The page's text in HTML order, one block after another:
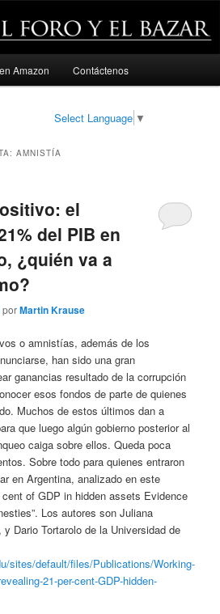
Amazon Contáctenos
Select Language ▼
AMNISTÍA
el
del PIB en
¿quién va a
porMartin Krause
o amnistías, además de los
han sido una gran
ganancias resultado de la corrupción
esos fondos de parte de quienes
Muchos de estos últimos dan a
que luego algún gobierno posterior al
caiga sobre ellos. Queda poca
Sobre todo para quienes entraron
en Argentina, analizado en este
cent of GDP in hidden assets Evidence
Los autores son Juliana
y Dario Tortarolo de la Universidad de
sites/default/files/Publications/Working-
21-per-cent-GDP-hidden-